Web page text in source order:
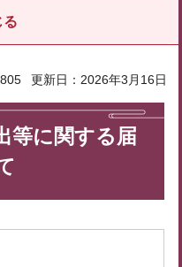
る
更新日：2026年3月16日
等に関する届